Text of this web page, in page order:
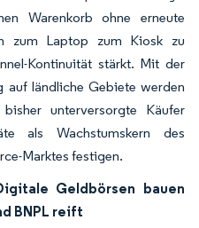
Warenkorb ohne erneute
zum Laptop zum Kiosk zu
Kontinuität stärkt. Mit der
auf ländliche Gebiete werden
bisher unterversorgte Käufer
als Wachstumskern des
Marktes festigen.
Geldbörsen bauen
BNPL reift